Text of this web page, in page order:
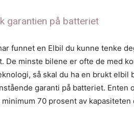
garantien på batteriet
funnet en Elbil du kunne tenke
De minste bilene er ofte de med
så skal du ha en brukt elbil
garanti på batteriet. Enten
minimum 70 prosent av kapasiteten